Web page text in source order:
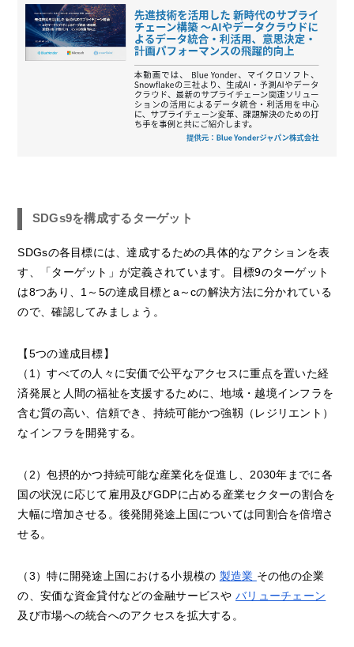
SDGs9を構成するターゲット
SDGsの各目標には、達成するための具体的なアクションを表
す、「ターゲット」が定義されています。目標9のターゲット
は8つあり、1～5の達成目標とa～cの解決方法に分かれている
ので、確認してみましょう。
【5つの達成目標】
（1）すべての人々に安価で公平なアクセスに重点を置いた経
済発展と人間の福祉を支援するために、地域・越境インフラを
含む質の高い、信頼でき、持続可能かつ強靱（レジリエント）
なインフラを開発する。
（2）包摂的かつ持続可能な産業化を促進し、2030年までに各
国の状況に応じて雇用及びGDPに占める産業セクターの割合を
大幅に増加させる。後発開発途上国については同割合を倍増さ
せる。
（3）特に開発途上国における小規模の 製造業 その他の企業
の、安価な資金貸付などの金融サービスやバリューチェーン
及び市場への統合へのアクセスを拡大する。